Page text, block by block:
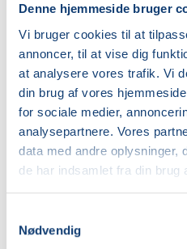
Denne hjemmeside bruger
Vi bruger cookies til at
annoncer, til at vise dig
at analysere vores trafik. Vi
din brug af vores
for sociale medier,
analysepartnere. Vores
data med andre oplysninger,
de har indsamlet fra din brug
Nødvendig
Hensyntagende
undervisning
DKK 2.110,00
Info
Nummer
462206
mandag 07.09.2026, kl. 08.30